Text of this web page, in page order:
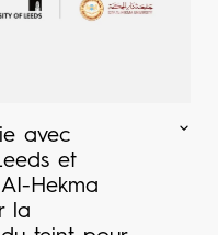
avec
et
Hekma
la